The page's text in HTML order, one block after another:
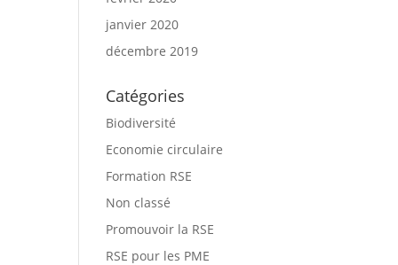
janvier 2020
décembre 2019
Catégories
Biodiversité
Economie circulaire
Formation RSE
Non classé
Promouvoir la RSE
RSE pour les PME